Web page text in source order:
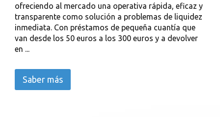
ofreciendo al mercado una operativa rápida, eficaz y
transparente como solución a problemas de liquidez
inmediata. Con préstamos de pequeña cuantía que
van desde los 50 euros a los 300 euros y a devolver
en ...
Saber más